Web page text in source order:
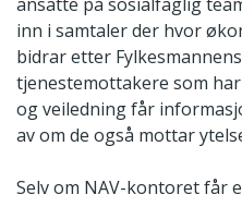
inn i samtaler der hvor
bidrar etter
tjenestemottakere som
og veiledning får
av om de også mottar
Selv om NAV-kontoret får